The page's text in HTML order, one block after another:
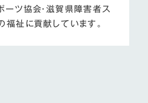
ーツ協会・滋賀県障害者ス
福祉に貢献しています。